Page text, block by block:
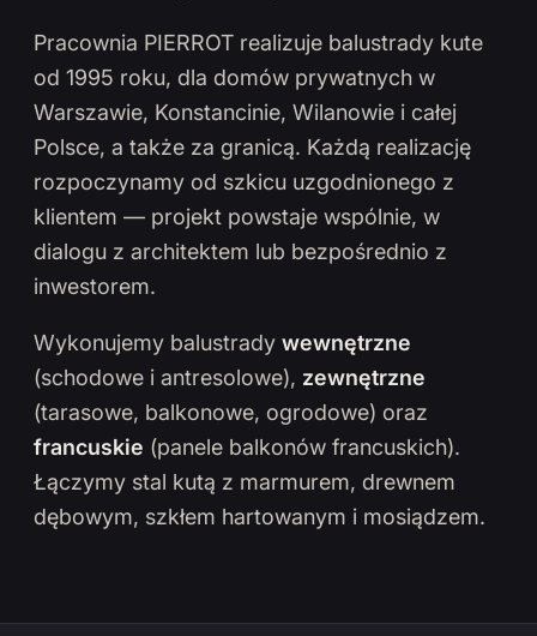
Pracownia PIERROT realizuje balustrady kute
od 1995 roku, dla domów prywatnych w
Warszawie, Konstancinie, Wilanowie i całej
Polsce, a także za granicą. Każdą realizację
rozpoczynamy od szkicu uzgodnionego z
klientem — projekt powstaje wspólnie, w
dialogu z architektem lub bezpośrednio z
inwestorem.
Wykonujemy balustrady wewnętrzne
(schodowe i antresolowe), zewnętrzne
(tarasowe, balkonowe, ogrodowe) oraz
francuskie (panele balkonów francuskich).
Łączymy stal kutą z marmurem, drewnem
dębowym, szkłem hartowanym i mosiądzem.